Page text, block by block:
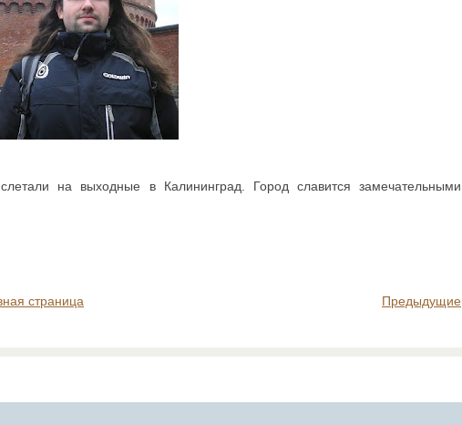
на выходные в Калининград. Город славится замечательными
Предыдущие
страница